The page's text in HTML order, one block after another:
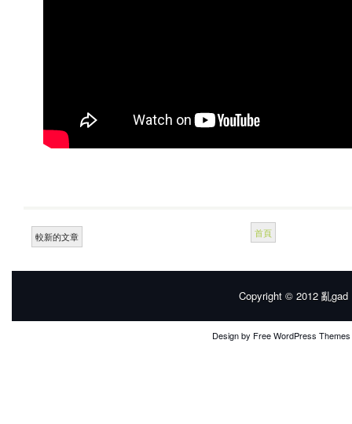
較新的文章 首頁
Copyright © 2012 亂gad
Design by Free WordPress Themes